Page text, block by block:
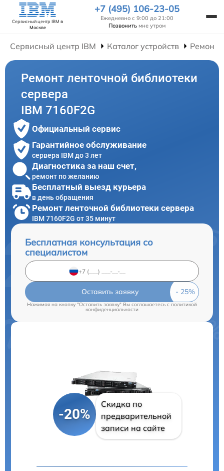
Сервисный центр IBM в
Москве
+7 (495) 106-23-05
Ежедневно с 9:00 до 21:00
Позвонить мне утром
Сервисный центр IBM Каталог устройств Ремонт
Ремонт ленточной библиотеки
сервера
IBM 7160F2G
Официальный сервис
Гарантийное обслуживание
сервера IBM до 3 лет
Диагностика за наш счет,
ремонт по желанию
Бесплатный выезд курьера
в день обращения
Ремонт ленточной библиотеки сервера
IBM 7160F2G от 35 минут
Бесплатная консультация со
специалистом
Оставить заявку
Нажимая на кнопку "Оставить заявку" Вы соглашаетесь c политикой
конфиденциальности
-20%
Скидка по
предварительной
записи на сайте